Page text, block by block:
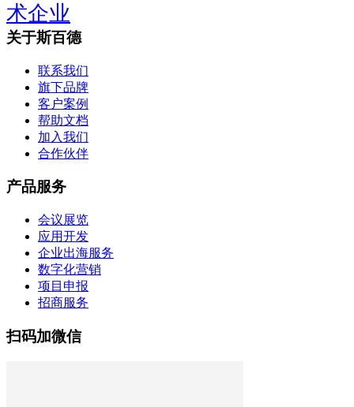
术企业
关于斯百德
联系我们
旗下品牌
客户案例
帮助文档
加入我们
合作伙伴
产品服务
会议展览
应用开发
企业出海服务
数字化营销
项目申报
招商服务
扫码加微信